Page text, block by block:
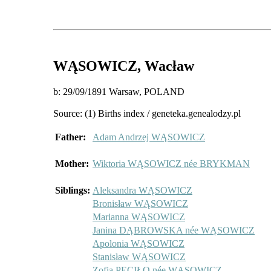
WĄSOWICZ, Wacław
b: 29/09/1891 Warsaw, POLAND
Source: (1) Births index / geneteka.genealodzy.pl
Father: Adam Andrzej WĄSOWICZ
Mother: Wiktoria WĄSOWICZ née BRYKMAN
Siblings: Aleksandra WĄSOWICZ
Bronisław WĄSOWICZ
Marianna WĄSOWICZ
Janina DĄBROWSKA née WĄSOWICZ
Apolonia WĄSOWICZ
Stanisław WĄSOWICZ